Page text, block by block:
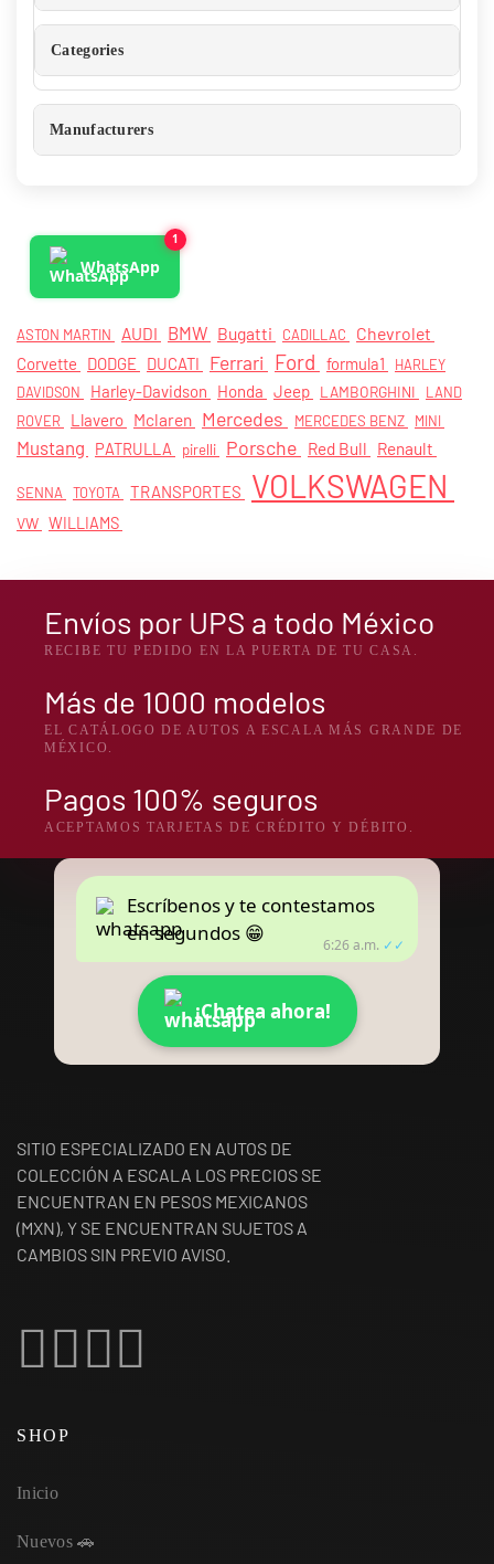
Categories
Manufacturers
WhatsApp
1
ASTON MARTIN AUDI BMW Bugatti CADILLAC Chevrolet
Corvette DODGE DUCATI Ferrari Ford formula1
HARLEY
DAVIDSON
Harley-Davidson Honda Jeep LAMBORGHINI
LAND
ROVER
Llavero Mclaren Mercedes MERCEDES BENZ MINI
Mustang PATRULLA pirelli Porsche Red Bull Renault
SENNA TOYOTA TRANSPORTES VOLKSWAGEN
VW WILLIAMS
Envíos por UPS a todo México
RECIBE TU PEDIDO EN LA PUERTA DE TU CASA.
Más de 1000 modelos
EL CATÁLOGO DE AUTOS A ESCALA MÁS GRANDE DE
MÉXICO.
Pagos 100% seguros
ACEPTAMOS TARJETAS DE CRÉDITO Y DÉBITO.
Escríbenos y te contestamos
en segundos 😁
6:26 a.m. ✓✓
¡Chatea ahora!
SITIO ESPECIALIZADO EN AUTOS DE
COLECCIÓN A ESCALA LOS PRECIOS SE
ENCUENTRAN EN PESOS MEXICANOS
(MXN), Y SE ENCUENTRAN SUJETOS A
CAMBIOS SIN PREVIO AVISO.
SHOP
Inicio
Nuevos 🚗